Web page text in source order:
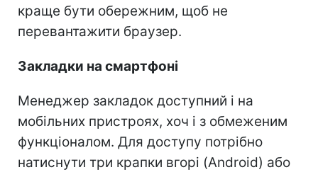
краще бути обережним, щоб не
перевантажити браузер.
Закладки на смартфоні
Менеджер закладок доступний і на
мобільних пристроях, хоч і з обмеженим
функціоналом. Для доступу потрібно
натиснути три крапки вгорі (Android) або